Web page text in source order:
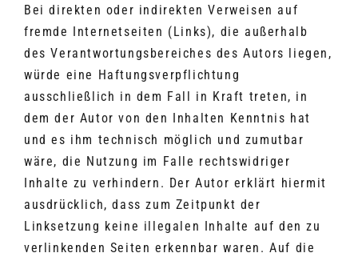
Bei direkten oder indirekten Verweisen auf
fremde Internetseiten (Links), die außerhalb
des Verantwortungsbereiches des Autors liegen,
würde eine Haftungsverpflichtung
ausschließlich in dem Fall in Kraft treten, in
dem der Autor von den Inhalten Kenntnis hat
und es ihm technisch möglich und zumutbar
wäre, die Nutzung im Falle rechtswidriger
Inhalte zu verhindern. Der Autor erklärt hiermit
ausdrücklich, dass zum Zeitpunkt der
Linksetzung keine illegalen Inhalte auf den zu
verlinkenden Seiten erkennbar waren. Auf die